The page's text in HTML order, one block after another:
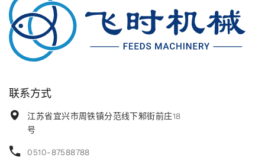
联系方式
江苏省宜兴市周铁镇分范线下邾街前庄18
号
0510-87588788